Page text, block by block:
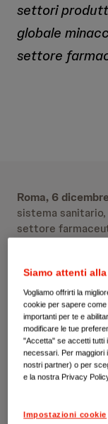
settori
globale
settore
Roma, 6
sistema
settore
del comparto
centro
sostenibilità e
leale
Johnson
Americani a
All’evento,
Commissione
Siamo attenti
Vogliamo offrirti la
cookie per sapere
importanti per te e
modificare le tue
"Accetta" se accetti tutti
necessari. Per maggiori
nostri partner) o per
e la nostra Privacy
Impostazioni cookie